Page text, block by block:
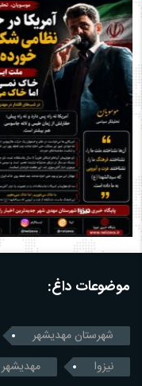
موضوعات داغ:
شهرستان مهدیشهر
نیزوا
مهدیشهر